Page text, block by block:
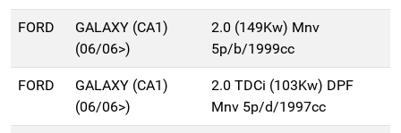
FORD
GALAXY (CA1)
(06/06>)
2.0 (149Kw) Mnv
5p/b/1999cc
FORD
GALAXY (CA1)
(06/06>)
2.0 TDCi (103Kw) DPF
Mnv 5p/d/1997cc